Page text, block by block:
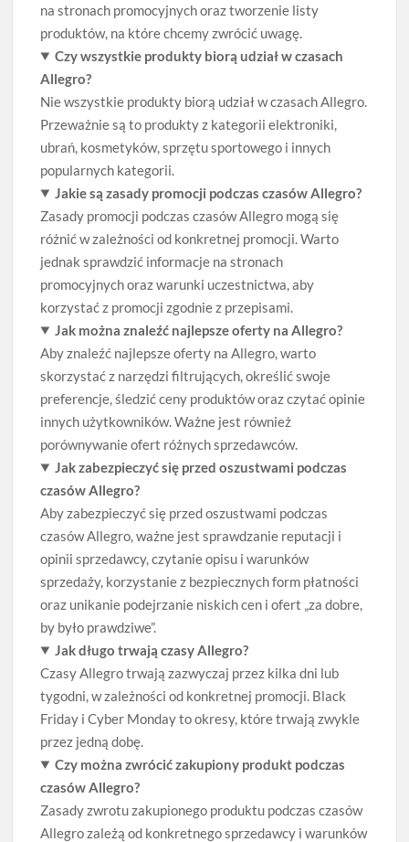
na stronach promocyjnych oraz tworzenie listy
produktów, na które chcemy zwrócić uwagę.
Czy wszystkie produkty biorą udział w czasach
Allegro?
Nie wszystkie produkty biorą udział w czasach Allegro.
Przeważnie są to produkty z kategorii elektroniki,
ubrań, kosmetyków, sprzętu sportowego i innych
popularnych kategorii.
Jakie są zasady promocji podczas czasów Allegro?
Zasady promocji podczas czasów Allegro mogą się
różnić w zależności od konkretnej promocji. Warto
jednak sprawdzić informacje na stronach
promocyjnych oraz warunki uczestnictwa, aby
korzystać z promocji zgodnie z przepisami.
Jak można znaleźć najlepsze oferty na Allegro?
Aby znaleźć najlepsze oferty na Allegro, warto
skorzystać z narzędzi filtrujących, określić swoje
preferencje, śledzić ceny produktów oraz czytać opinie
innych użytkowników. Ważne jest również
porównywanie ofert różnych sprzedawców.
Jak zabezpieczyć się przed oszustwami podczas
czasów Allegro?
Aby zabezpieczyć się przed oszustwami podczas
czasów Allegro, ważne jest sprawdzanie reputacji i
opinii sprzedawcy, czytanie opisu i warunków
sprzedaży, korzystanie z bezpiecznych form płatności
oraz unikanie podejrzanie niskich cen i ofert „za dobre,
by było prawdziwe”.
Jak długo trwają czasy Allegro?
Czasy Allegro trwają zazwyczaj przez kilka dni lub
tygodni, w zależności od konkretnej promocji. Black
Friday i Cyber Monday to okresy, które trwają zwykle
przez jedną dobę.
Czy można zwrócić zakupiony produkt podczas
czasów Allegro?
Zasady zwrotu zakupionego produktu podczas czasów
Allegro zależą od konkretnego sprzedawcy i warunków